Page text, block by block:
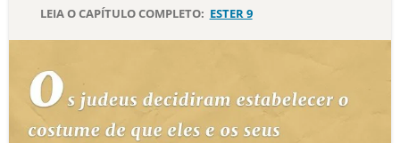
ESTUDOS BÍBLICOS
ESBOÇOS DE PREGAÇÃO
LEIA O CAPÍTULO COMPLETO: ESTER 9